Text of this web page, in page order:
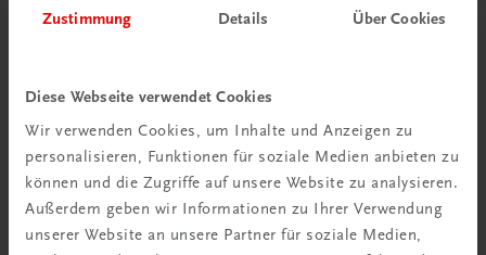
Zustimmung Details Über Cookies
Diese Webseite verwendet Cookies
Wir verwenden Cookies, um Inhalte und Anzeigen zu
personalisieren, Funktionen für soziale Medien anbieten zu
können und die Zugriffe auf unsere Website zu analysieren.
Außerdem geben wir Informationen zu Ihrer Verwendung
unserer Website an unsere Partner für soziale Medien,
TRAUNER Akademie
Gastro Basics – Package
SPAREN SIE MEHR ALS 20%
€ 89,50